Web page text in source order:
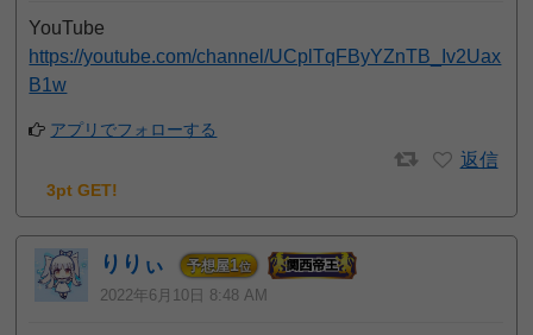
YouTube
https://youtube.com/channel/UCplTqFByYZnTB_Iv2Uax
B1w
アプリでフォローする
返信
3pt GET!
りりぃ 予想屋1位
2022年6月10日 8:48 AM